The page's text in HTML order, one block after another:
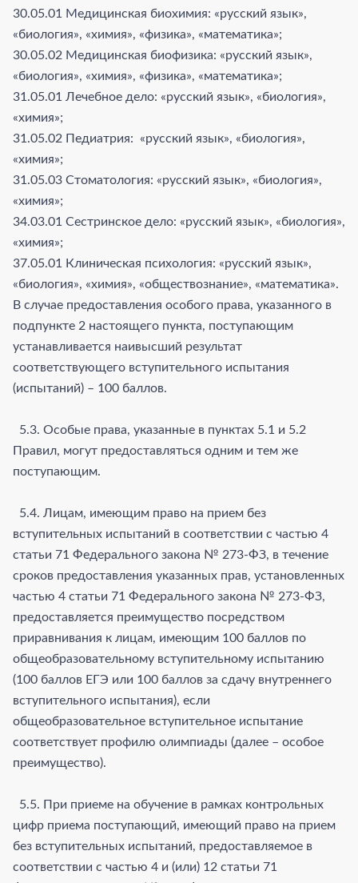
30.05.01 Медицинская биохимия: «русский язык»,
«биология», «химия», «физика», «математика»;
30.05.02 Медицинская биофизика: «русский язык»,
«биология», «химия», «физика», «математика»;
31.05.01 Лечебное дело: «русский язык», «биология»,
«химия»;
31.05.02 Педиатрия: «русский язык», «биология»,
«химия»;
31.05.03 Стоматология: «русский язык», «биология»,
«химия»;
34.03.01 Сестринское дело: «русский язык», «биология»,
«химия»;
37.05.01 Клиническая психология: «русский язык»,
«биология», «химия», «обществознание», «математика».
В случае предоставления особого права, указанного в
подпункте 2 настоящего пункта, поступающим
устанавливается наивысший результат
соответствующего вступительного испытания
(испытаний) – 100 баллов.
5.3. Особые права, указанные в пунктах 5.1 и 5.2
Правил, могут предоставляться одним и тем же
поступающим.
5.4. Лицам, имеющим право на прием без
вступительных испытаний в соответствии с частью 4
статьи 71 Федерального закона № 273-ФЗ, в течение
сроков предоставления указанных прав, установленных
частью 4 статьи 71 Федерального закона № 273-ФЗ,
предоставляется преимущество посредством
приравнивания к лицам, имеющим 100 баллов по
общеобразовательному вступительному испытанию
(100 баллов ЕГЭ или 100 баллов за сдачу внутреннего
вступительного испытания), если
общеобразовательное вступительное испытание
соответствует профилю олимпиады (далее – особое
преимущество).
5.5. При приеме на обучение в рамках контрольных
цифр приема поступающий, имеющий право на прием
без вступительных испытаний, предоставляемое в
соответствии с частью 4 и (или) 12 статьи 71